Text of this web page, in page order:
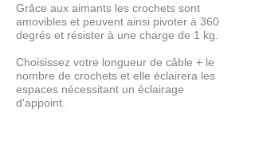
Grâce aux aimants les crochets sont
amovibles et peuvent ainsi pivoter à 360
degrés et résister à une charge de 1 kg.
Choisissez votre longueur de câble + le
nombre de crochets et elle éclairera les
espaces nécessitant un éclairage
d'appoint.